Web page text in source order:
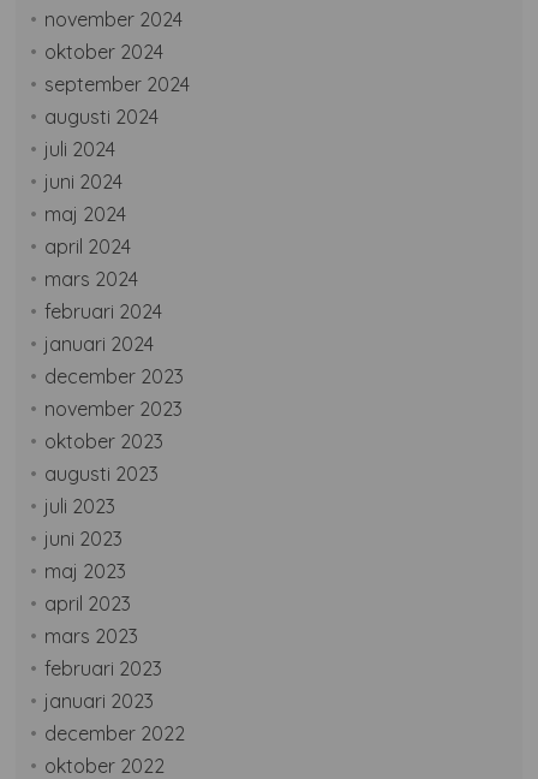
november 2024
oktober 2024
september 2024
augusti 2024
juli 2024
juni 2024
maj 2024
april 2024
mars 2024
februari 2024
januari 2024
december 2023
november 2023
oktober 2023
augusti 2023
juli 2023
juni 2023
maj 2023
april 2023
mars 2023
februari 2023
januari 2023
december 2022
oktober 2022